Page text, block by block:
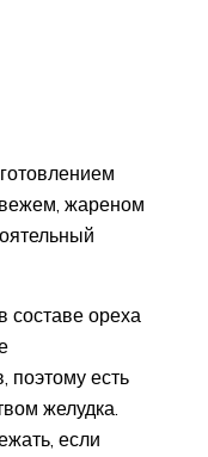
жареном
составе ореха
поэтому есть
желудка.
если